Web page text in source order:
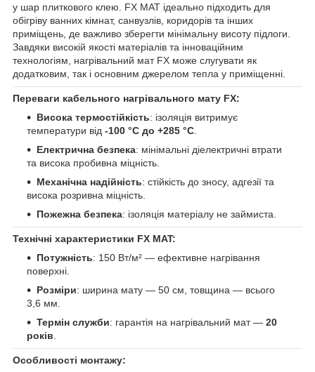
у шар плиткового клею. FX MAT ідеально підходить для
обігріву ванних кімнат, санвузлів, коридорів та інших
приміщень, де важливо зберегти мінімальну висоту підлоги.
Завдяки високій якості матеріалів та інноваційним
технологіям, нагрівальний мат FX може слугувати як
додатковим, так і основним джерелом тепла у приміщенні.
Переваги кабельного нагрівального мату FX:
Висока термостійкість: ізоляція витримує
температури від -100 °C до +285 °C
Електрична безпека: мінімальні діелектричні втрати
та висока пробивна міцність.
Механічна надійність: стійкість до зносу, адгезії та
висока розривна міцність.
Пожежна безпека: ізоляція матеріалу не займиста.
Технічні характеристики FX MAT:
Потужність: 150 Вт/м² — ефективне нагрівання
поверхні.
Розміри: ширина мату — 50 см, товщина — всього
3,6 мм.
Термін служби: гарантія на нагрівальний мат — 20
років
Особливості монтажу: